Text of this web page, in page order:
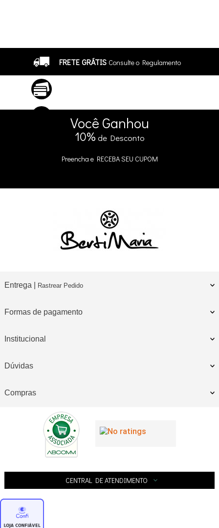
FRETE GRÁTIS Consulte o Regulamento
5% DE DESCONTO no Pix e Boleto
Você Ganhou
10% de Desconto
Preencha e RECEBA SEU CUPOM
Entrega | Rastrear Pedido
Formas de pagamento
Institucional
Dúvidas
Compras
CENTRAL DE ATENDIMENTO